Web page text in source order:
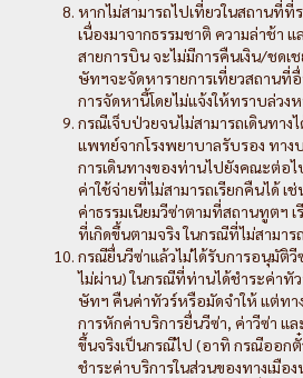
หากไม่สามารถไปเที่ยวในสถานที่ที่
เนื่องมาจากธรรมชาติ ความล่าช้า
สายการบิน จะไม่มีการคืนเงิน/ชดเ
ษัทฯจะจัดหารายการเที่ยวสถานที่
การจัดหานี้โดยไม่แจ้งให้ทราบล่วง
กรณีเจ็บป่วยจนไม่สามารถเดินทาง
แพทย์จากโรงพยาบาลรับรอง ทา
การเดินทางของท่านไปยังคณะต่อ
ค่าใช้จ่ายที่ไม่สามารถเรียกคืนได้ เ
ค่าธรรมเนียมวีซ่าตามที่สถานทูตฯ
ที่เกิดขึ้นตามจริง ในกรณีที่ไม่สามาร
กรณียื่นวีซ่าแล้วไม่ได้รับการอนุมัติ
ไม่ผ่าน) ในกรณีที่ท่านได้ชำระค่าทั
ษัทฯ คืนค่าทัวร์หรือมัดจำให้ แต่ท
การหักค่าบริการยื่นวีซ่า, ค่าวีซ่า แ
ขึ้นจริงเป็นกรณีไป (อาทิ กรณีออก
ชำระค่าบริการในส่วนของทางเมือง